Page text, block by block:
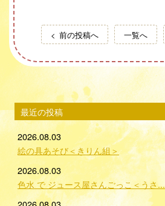
前の投稿へ 一覧へ
最近の投稿
2026.08.03
絵の具あそび＜きりん組＞
2026.08.03
色水 で ジュース屋さんごっこ＜うさ...